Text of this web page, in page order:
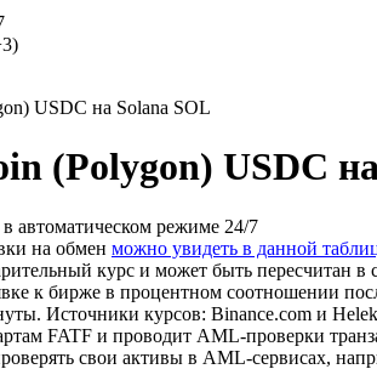
USDC на Solana SOL
(Polygon) USDC
в автоматическом режиме 24/7
на обмен можно увидеть в данной
курс и может быть пересчитан
к бирже в процентном соотношении
Источники курсов: Binance.com и
FATF и проводит AML-проверки
свои активы в AML-сервисах,